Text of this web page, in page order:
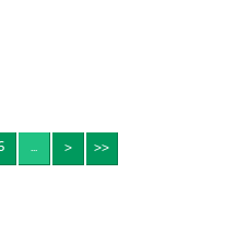
... > >>